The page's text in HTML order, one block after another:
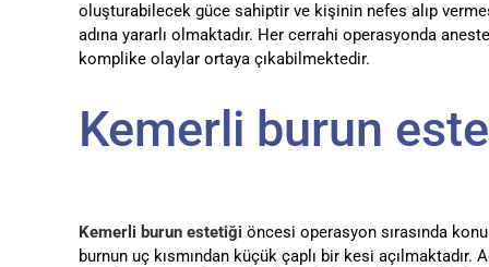
oluşturabilecek güce sahiptir ve kişinin nefes alıp
adına yararlı olmaktadır. Her cerrahi operasyonda
komplike olaylar ortaya çıkabilmektedir.
Kemerli burun
Kemerli burun estetiği öncesi operasyon sırasında
burnun uç kısmından küçük çaplı bir kesi